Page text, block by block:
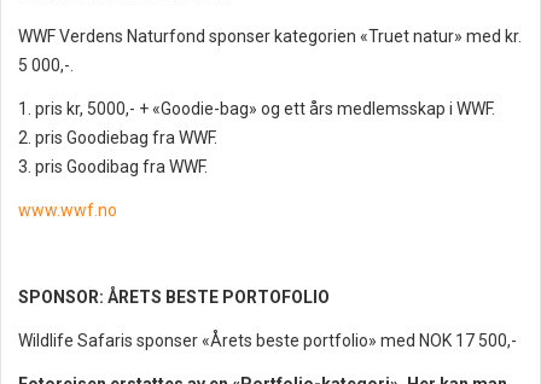
WWF Verdens Naturfond sponser kategorien «Truet natur» med kr.
5 000,-.
1. pris kr, 5000,- + «Goodie-bag» og ett års medlemsskap i WWF.
2. pris Goodiebag fra WWF.
3. pris Goodibag fra WWF.
www.wwf.no
SPONSOR: ÅRETS BESTE PORTOFOLIO
Wildlife Safaris sponser «Årets beste portfolio» med NOK 17 500,-